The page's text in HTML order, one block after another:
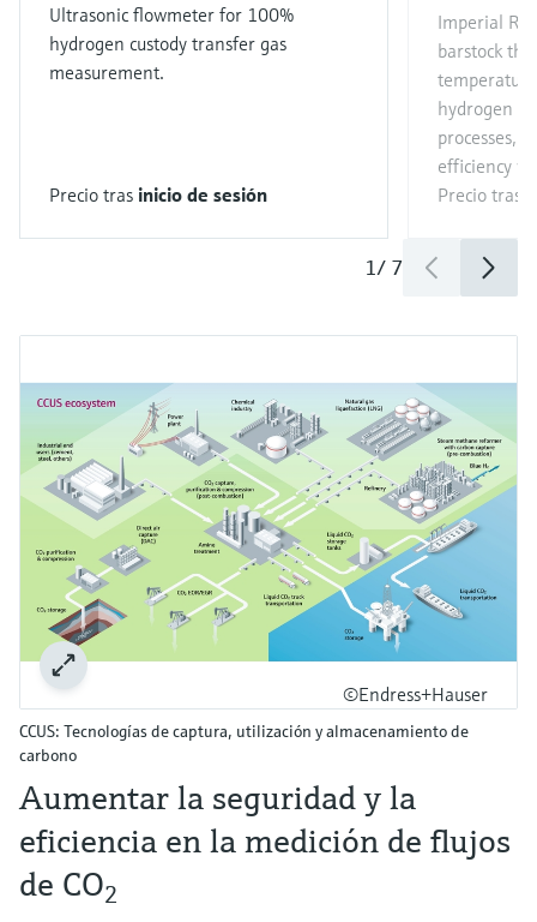
Ultrasonic flowmeter for 100%
hydrogen custody transfer gas
measurement.
Precio tras inicio de sesión
Imperial
barstock
hydrogen
processes,
efficiency
Precio tras
1/ 7
©Endress+Hauser
CCUS: Tecnologías de captura, utilización y almacenamiento de
carbono
Aumentar la seguridad y la
eficiencia en la medición de flujos
de CO2